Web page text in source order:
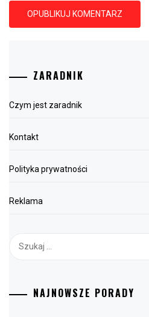
ZARADNIK
Czym jest zaradnik
Kontakt
Polityka prywatności
Reklama
NAJNOWSZE PORADY